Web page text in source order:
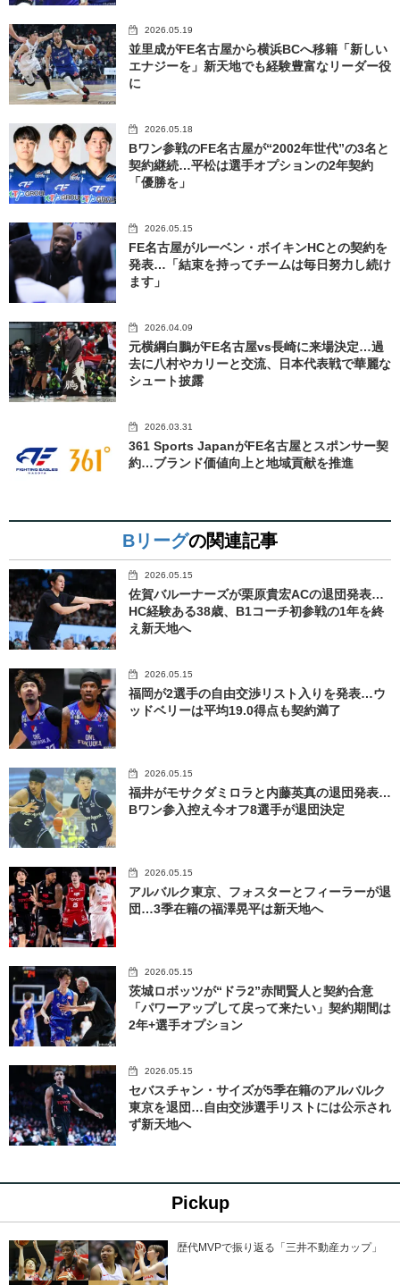
2026.05.19
並里成がFE名古屋から横浜BCへ移籍「新しい
エナジーを」新天地でも経験豊富なリーダー役
に
2026.05.18
Bワン参戦のFE名古屋が“2002年世代”の3名と
契約継続…平松は選手オプションの2年契約
「優勝を」
2026.05.15
FE名古屋がルーベン・ボイキンHCとの契約を
発表…「結束を持ってチームは毎日努力し続け
ます」
2026.04.09
元横綱白鵬がFE名古屋vs長崎に来場決定…過
去に八村やカリーと交流、日本代表戦で華麗な
シュート披露
2026.03.31
361 Sports JapanがFE名古屋とスポンサー契
約…ブランド価値向上と地域貢献を推進
Bリーグの関連記事
2026.05.15
佐賀バルーナーズが栗原貴宏ACの退団発表…
HC経験ある38歳、B1コーチ初参戦の1年を終
え新天地へ
2026.05.15
福岡が2選手の自由交渉リスト入りを発表…ウ
ッドベリーは平均19.0得点も契約満了
2026.05.15
福井がモサクダミロラと内藤英真の退団発表…
Bワン参入控え今オフ8選手が退団決定
2026.05.15
アルバルク東京、フォスターとフィーラーが退
団…3季在籍の福澤晃平は新天地へ
2026.05.15
茨城ロボッツが“ドラ2”赤間賢人と契約合意
「パワーアップして戻って来たい」契約期間は
2年+選手オプション
2026.05.15
セバスチャン・サイズが5季在籍のアルバルク
東京を退団…自由交渉選手リストには公示され
ず新天地へ
Pickup
歴代MVPで振り返る「三井不動産カップ」